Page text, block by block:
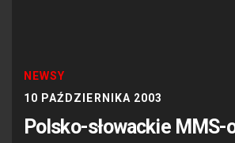
NEWSY
10 PAŹDZIERNIKA 2003
Polsko-słowackie MMS-